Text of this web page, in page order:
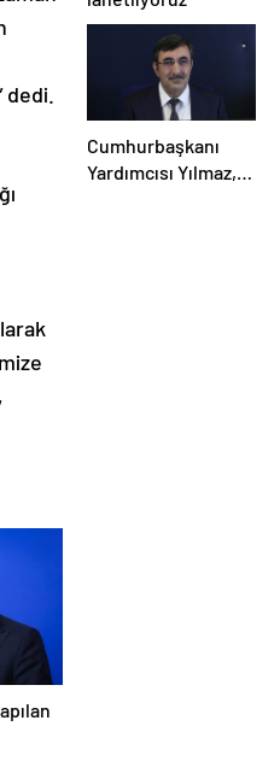
dedi.
Cumhurbaşkanı
Yardımcısı Yılmaz,